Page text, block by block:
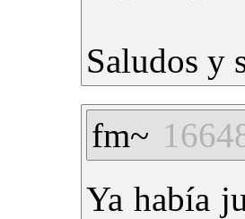
Saludos y
fm~
Ya había